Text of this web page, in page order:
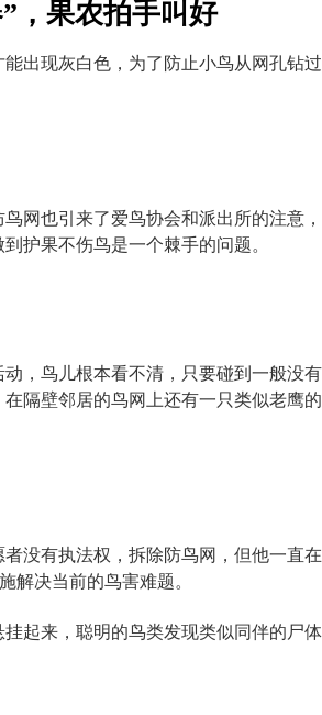
，果农拍手叫好
出现灰白色，为了防止小鸟从网孔钻
网也引来了爱鸟协会和派出所的注意
护果不伤鸟是一个棘手的问题。
，鸟儿根本看不清，只要碰到一般没
隔壁邻居的鸟网上还有一只类似老鹰
没有执法权，拆除防鸟网，但他一直
解决当前的鸟害难题。
起来，聪明的鸟类发现类似同伴的尸